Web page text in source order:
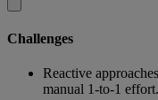
Challenges
Reactive
manual 1-to-1 effort.